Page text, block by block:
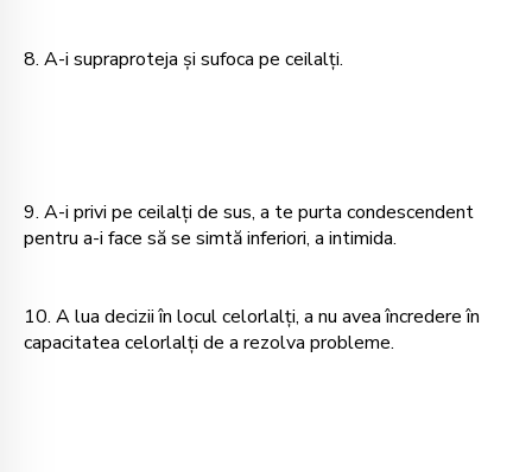
8. A-i supraproteja şi sufoca pe ceilalţi.
9. A-i privi pe ceilalţi de sus, a te purta condescendent
pentru a-i face să se simtă inferiori, a intimida.
10. A lua decizii în locul celorlalţi, a nu avea încredere în
capacitatea celorlalţi de a rezolva probleme.